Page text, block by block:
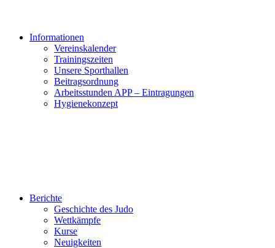
Informationen
Vereinskalender
Trainingszeiten
Unsere Sporthallen
Beitragsordnung
Arbeitsstunden APP – Eintragungen
Hygienekonzept
Berichte
Geschichte des Judo
Wettkämpfe
Kurse
Neuigkeiten